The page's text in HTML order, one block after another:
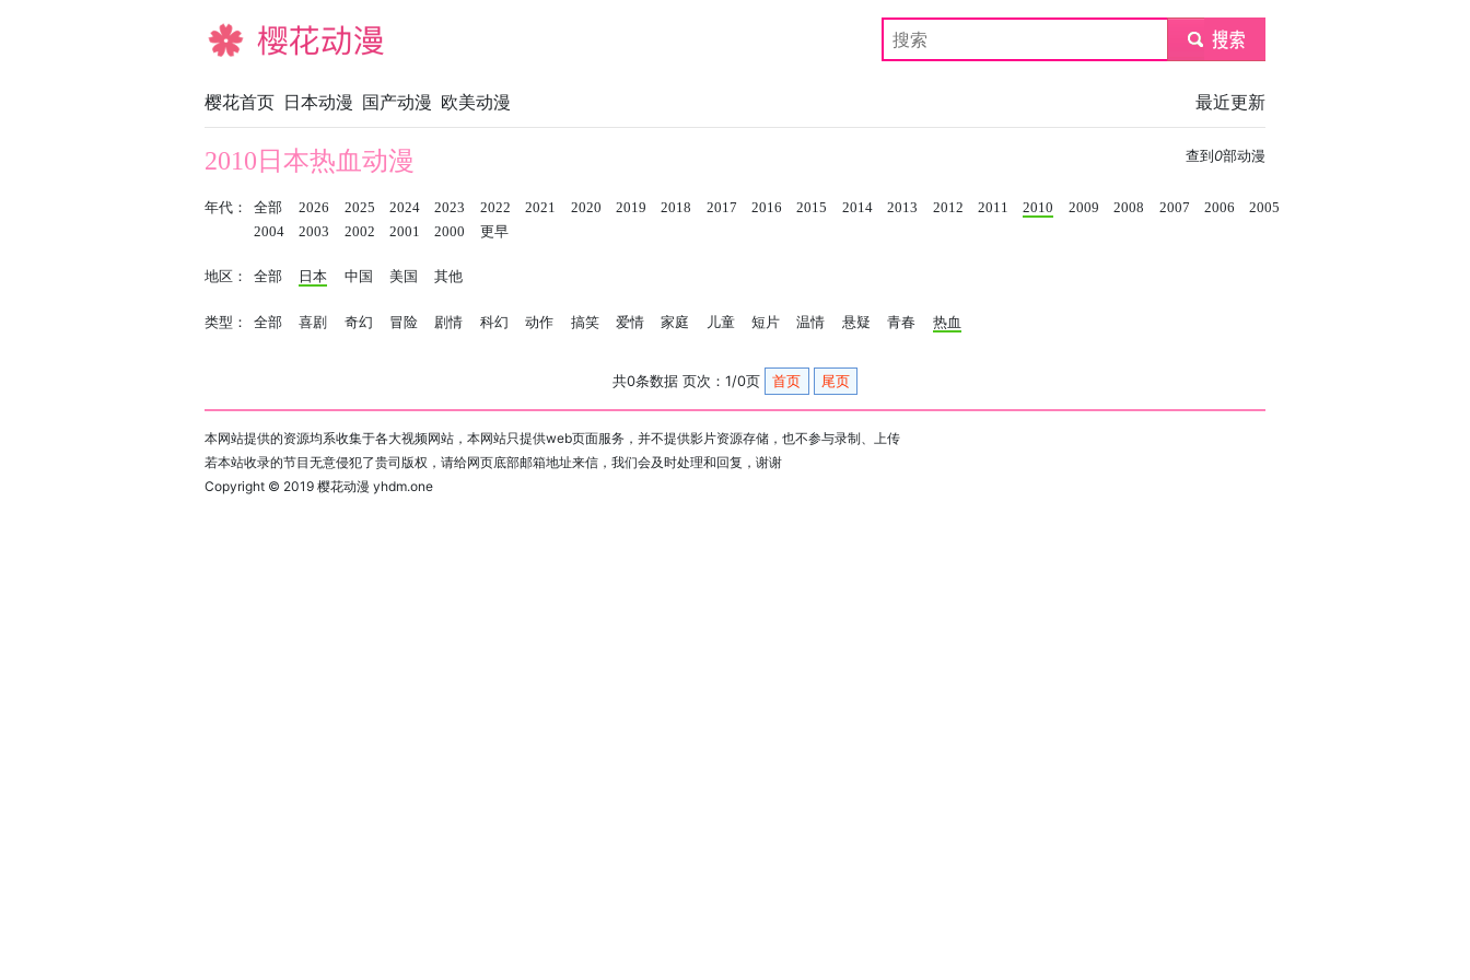
樱花动漫 submit
樱花首页 日本动漫 国产动漫 欧美动漫 最近更新
查到 0部动漫
2010日本热血动漫
年代： 全部 2026 2025 2024 2023 2022 2021 2020 2019 2018 2017 2016 2015 2014 2013 2012 2011 2010 2009 2008 2007 2006
2005
2004
2003 2002 2001 2000 更早
地区： 全部 日本 中国 美国 其他
类型： 全部 喜剧 奇幻 冒险 剧情 科幻 动作 搞笑 爱情 家庭 儿童 短片 温情 悬疑 青春 热血
共0条数据 页次：1/0页 首页 尾页
本网站提供的资源均系收集于各大视频网站，本网站只提供web页面服务，并不提供影片资源存储，也不参与录制、上传
若本站收录的节目无意侵犯了贵司版权，请给网页底部邮箱地址来信，我们会及时处理和回复，谢谢
Copyright © 2019 樱花动漫 yhdm.one